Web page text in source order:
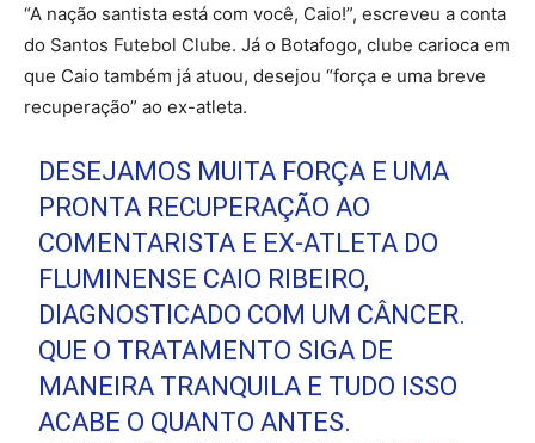
“A nação santista está com você, Caio!”, escreveu a conta
do Santos Futebol Clube. Já o Botafogo, clube carioca em
que Caio também já atuou, desejou “força e uma breve
recuperação” ao ex-atleta.
DESEJAMOS MUITA FORÇA E UMA
PRONTA RECUPERAÇÃO AO
COMENTARISTA E EX-ATLETA DO
FLUMINENSE CAIO RIBEIRO,
DIAGNOSTICADO COM UM CÂNCER.
QUE O TRATAMENTO SIGA DE
MANEIRA TRANQUILA E TUDO ISSO
ACABE O QUANTO ANTES.